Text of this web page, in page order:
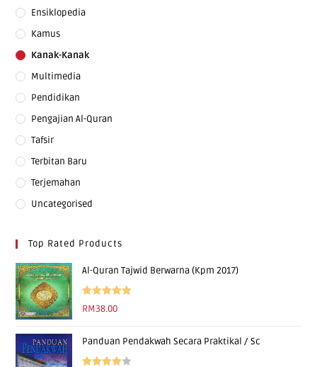
Ensiklopedia
Kamus
Kanak-Kanak
Multimedia
Pendidikan
Pengajian Al-Quran
Tafsir
Terbitan Baru
Terjemahan
Uncategorised
Top Rated Products
Al-Quran Tajwid Berwarna (Kpm 2017)
Rated 5.00
RM38.00
Panduan Pendakwah Secara Praktikal / Sc